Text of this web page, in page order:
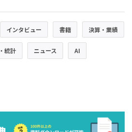
インタビュー 書籍 決算・業績
統計 ニュース AI